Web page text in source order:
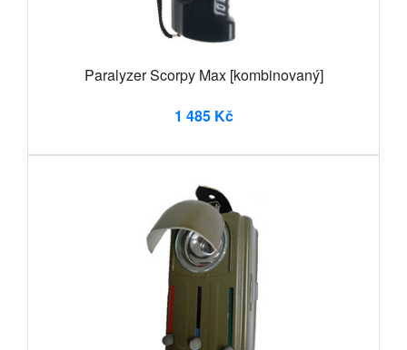
Paralyzer Scorpy Max [kombinovaný]
1 485 Kč